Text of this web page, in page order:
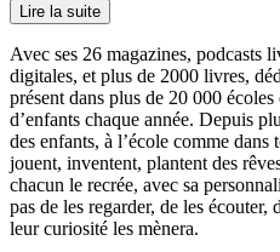
Lire la suite
Avec ses 26 magazines, podcasts
digitales, et plus de 2000 livres,
présent dans plus de 20 000
d’enfants chaque année. Depuis
des enfants, à l’école comme
jouent, inventent, plantent des
chacun le recrée, avec sa
pas de les regarder, de les écouter,
leur curiosité les mènera.